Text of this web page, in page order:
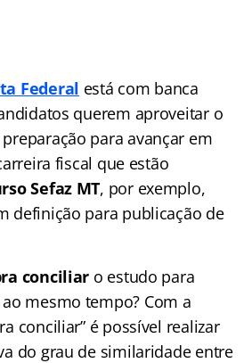
Federal está com banca
querem aproveitar o
para avançar em
fiscal que estão
Sefaz MT, por exemplo,
definição para publicação de
conciliar o estudo para
mesmo tempo? Com a
conciliar” é possível realizar
do grau de similaridade entre